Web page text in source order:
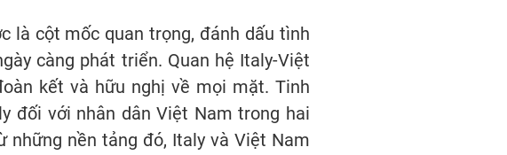
là cột mốc quan trọng, đánh dấu tình
càng phát triển. Quan hệ Italy-Việt
kết và hữu nghị về mọi mặt. Tinh
đối với nhân dân Việt Nam trong hai
những nền tảng đó, Italy và Việt Nam